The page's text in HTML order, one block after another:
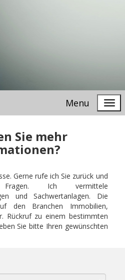
Menu
Sie mehr
Gerne rufe ich Sie zurück und
Ich vermittele
und Sachwertanlagen. Die
den Branchen Immobilien,
Rückruf zu einem bestimmten
Sie bitte Ihren gewünschten